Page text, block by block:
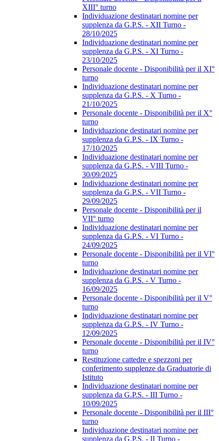
XIII° turno
Individuazione destinatari nomine per
supplenza da G.P.S. - XII Turno -
28/10/2025
Individuazione destinatari nomine per
supplenza da G.P.S. - XI Turno -
23/10/2025
Personale docente - Disponibilità per il XI°
turno
Individuazione destinatari nomine per
supplenza da G.P.S. - X Turno -
21/10/2025
Personale docente - Disponibilità per il X°
turno
Individuazione destinatari nomine per
supplenza da G.P.S. - IX Turno -
17/10/2025
Individuazione destinatari nomine per
supplenza da G.P.S. - VIII Turno -
30/09/2025
Individuazione destinatari nomine per
supplenza da G.P.S. - VII Turno -
29/09/2025
Personale docente - Disponibilità per il
VII° turno
Individuazione destinatari nomine per
supplenza da G.P.S. - VI Turno -
24/09/2025
Personale docente - Disponibilità per il VI°
turno
Individuazione destinatari nomine per
supplenza da G.P.S. - V Turno -
16/09/2025
Personale docente - Disponibilità per il V°
turno
Individuazione destinatari nomine per
supplenza da G.P.S. - IV Turno -
12/09/2025
Personale docente - Disponibilità per il IV°
turno
Restituzione cattedre e spezzoni per
conferimento supplenze da Graduatorie di
Istituto
Individuazione destinatari nomine per
supplenza da G.P.S. - III Turno -
10/09/2025
Personale docente - Disponibilità per il III°
turno
Individuazione destinatari nomine per
supplenza da G.P.S. - II Turno -